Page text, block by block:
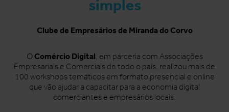
simples
Clube de Empresários de Miranda do Corvo
O Comércio Digital, em parceria com Associações
Empresariais e Comerciais de todo o país, realizou mais de
100 workshops temáticos em formato presencial e online
que vão ajudar a capacitar para a economia digital
comerciantes e empresários locais.